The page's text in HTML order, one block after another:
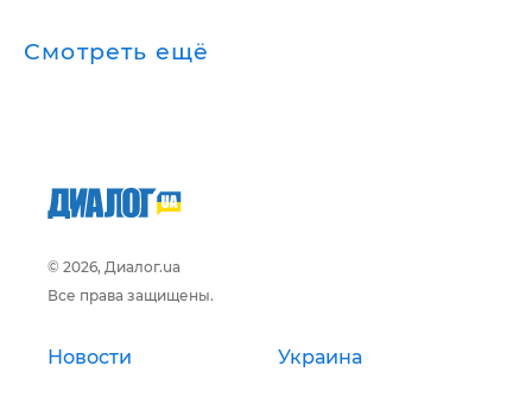
Смотреть ещё
© 2026, Диалог.ua
Все права защищены.
Новости Украина